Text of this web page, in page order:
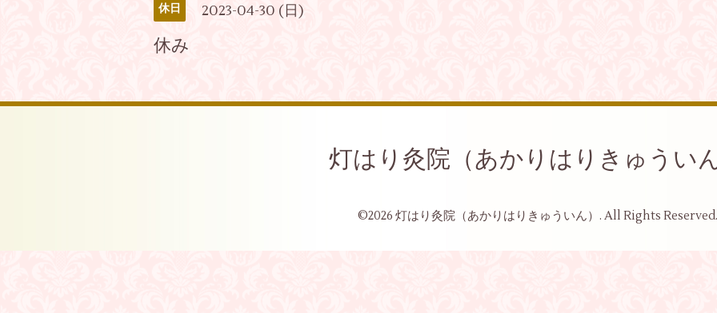
休日 2023-04-30 (日)
休み
灯はり灸院（あかりはりきゅうい
©2026 灯はり灸院（あかりはりきゅういん） . All Rights Reserved.